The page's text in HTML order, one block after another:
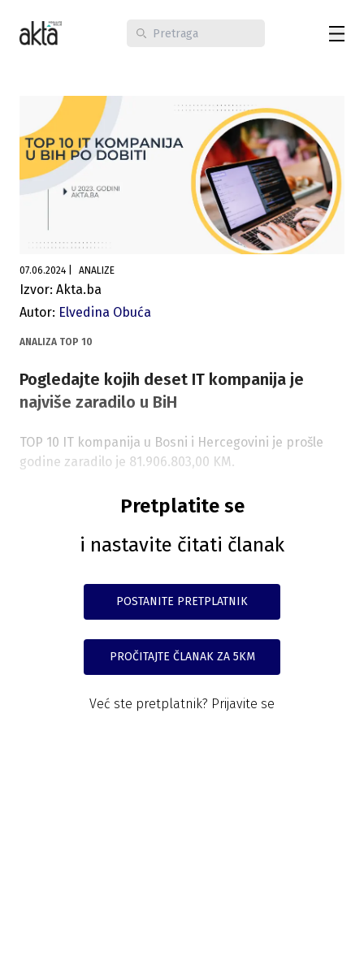
07.06.2024 ANALIZE
Izvor: Akta.ba
Autor: Elvedina Obuća
ANALIZA TOP 10
Pogledajte kojih deset IT kompanija je
najviše zaradilo u BiH
TOP 10 IT kompanija u Bosni i Hercegovini je prošle
godine zaradilo je 81.906.803,00 KM.
Pretplatite se
i nastavite čitati članak
POSTANITE PRETPLATNIK
PROČITAJTE ČLANAK ZA 5KM
Već ste pretplatnik? Prijavite se